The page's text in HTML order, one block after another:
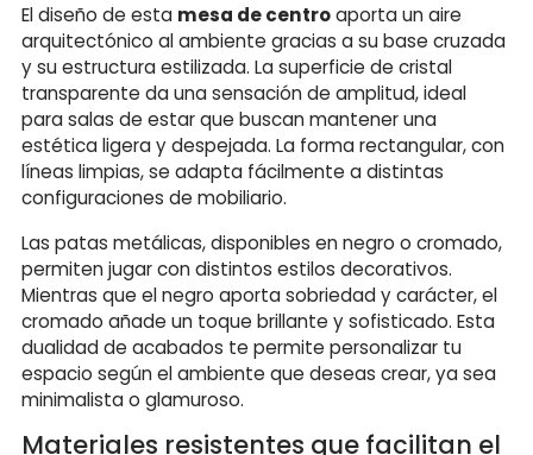
El diseño de esta mesa de centroaporta un aire
arquitectónico al ambiente gracias a su base cruzada
y su estructura estilizada. La superficie de cristal
transparente da una sensación de amplitud, ideal
para salas de estar que buscan mantener una
estética ligera y despejada. La forma rectangular, con
líneas limpias, se adapta fácilmente a distintas
configuraciones de mobiliario.
Las patas metálicas, disponibles en negro o cromado,
permiten jugar con distintos estilos decorativos.
Mientras que el negro aporta sobriedad y carácter, el
cromado añade un toque brillante y sofisticado. Esta
dualidad de acabados te permite personalizar tu
espacio según el ambiente que deseas crear, ya sea
minimalista o glamuroso.
Materiales resistentes que facilitan el